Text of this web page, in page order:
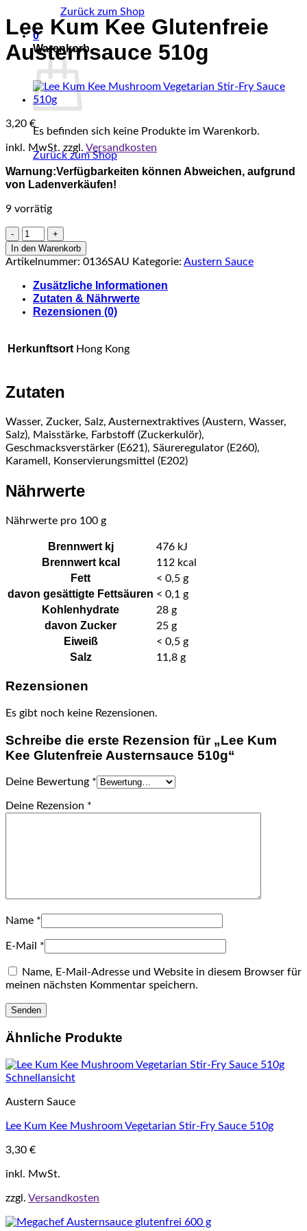
Zurück zum Shop
0
Warenkorb
Es befinden sich keine Produkte im Warenkorb.
Zurück zum Shop
Lee Kum Kee Glutenfreie
Austernsauce 510g
3,20 €
inkl. MwSt. zzgl. Versandkosten
Warnung:Verfügbarkeiten können Abweichen, aufgrund
von Ladenverkäufen!
9 vorrätig
Lee
Kum
Kee
Austernsauce
510g
Menge
In den Warenkorb
Artikelnummer: 0136SAU Kategorie: Austern Sauce
Zusätzliche Informationen
Zutaten & Nährwerte
Rezensionen (0)
Herkunftsort Hong Kong
Zutaten
Wasser, Zucker, Salz, Austernextraktives (Austern, Wasser,
Salz), Maisstärke, Farbstoff (Zuckerkulör),
Geschmacksverstärker (E621), Säureregulator (E260),
Karamell, Konservierungsmittel (E202)
Nährwerte
Nährwerte pro 100 g
Brennwert kj 476 kJ
Brennwert kcal 112 kcal
Fett < 0,5 g
davon gesättigte Fettsäuren < 0,1 g
Kohlenhydrate 28 g
davon Zucker 25 g
Eiweiß < 0,5 g
Salz 11,8 g
Rezensionen
Es gibt noch keine Rezensionen.
Schreibe die erste Rezension für „Lee Kum
Kee Glutenfreie Austernsauce 510g“
Deine Bewertung *
Deine Rezension *
Name *
E-Mail *
Name, E-Mail-Adresse und Website in diesem Browser für
meinen nächsten Kommentar speichern.
Ähnliche Produkte
Schnellansicht
Austern Sauce
Lee Kum Kee Mushroom Vegetarian Stir-Fry Sauce 510g
3,30 €
inkl. MwSt.
zzgl. Versandkosten